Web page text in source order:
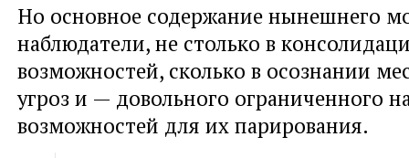
Но основное содержание нынешнего
наблюдатели, не столько в
возможностей, сколько в осознании
угроз и — довольного ограниченного
возможностей для их парирования.